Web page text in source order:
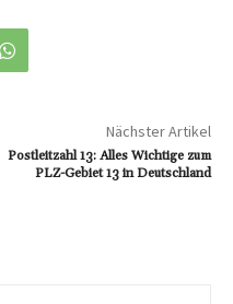
Nächster Artikel
Postleitzahl 13: Alles Wichtige zum
PLZ-Gebiet 13 in Deutschland